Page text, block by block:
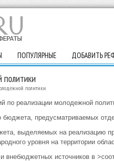
ПОПУЛЯРНЫЕ ДОБАВИТЬ
политики
по реализации молодежной
бюджета, предусматриваемых
выделяемых на реализацию
уровня на территории
внебюджетных источников в